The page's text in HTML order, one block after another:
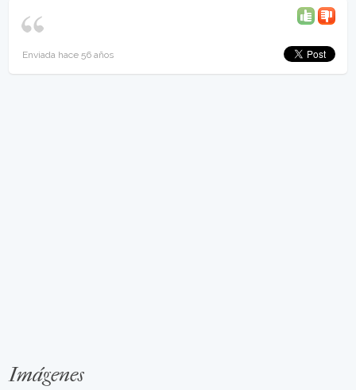
Enviada hace 56 años
Imágenes